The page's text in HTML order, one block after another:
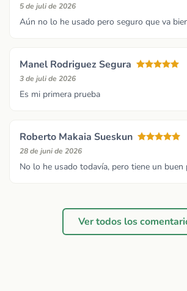
5 de juli de 2026
Aún no lo he usado pero seguro que va
Manel Rodriguez Segura
3 de juli de 2026
Es mi primera prueba
Roberto Makaia Sueskun
28 de juni de 2026
No lo he usado todavía, pero tiene un buen
Ver todos los